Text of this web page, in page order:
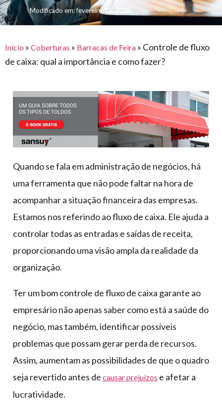
premiações
para
o
feira
offshore
civil
piscinas
automotivo
móveis,
calçados,
epi's
lonas
multiúso
e logística
armazenagem
lonas
vida
caminhoneiro
Modificado em: fevereiro 25, 2025
Início » Coberturas » Barracas de Feira » Controle de fluxo
de caixa: qual a importância e como fazer?
Quando se fala em administração de negócios, há
uma ferramenta que não pode faltar na hora de
acompanhar a situação financeira das empresas.
Estamos nos referindo ao fluxo de caixa. Ele ajuda a
controlar todas as entradas e saídas de receita,
proporcionando uma visão ampla da realidade da
organização.
Ter um bom controle de fluxo de caixa garante ao
empresário não apenas saber como está a saúde do
negócio, mas também, identificar possíveis
problemas que possam gerar perda de recursos.
Assim, aumentam as possibilidades de que o quadro
seja revertido antes de causar prejuízos e afetar a
lucratividade.